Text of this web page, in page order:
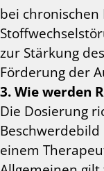
bei
zur Stärkung
Förderung der
3. Wie werden
Die Dosierung
einem